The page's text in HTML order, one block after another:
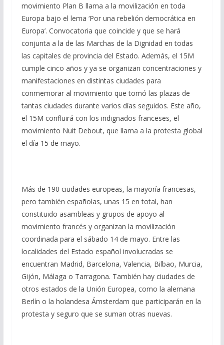
movimiento Plan B llama a la movilización en toda
Europa bajo el lema ‘Por una rebelión democrática en
Europa’. Convocatoria que coincide y que se hará
conjunta a la de las Marchas de la Dignidad en todas
las capitales de provincia del Estado. Además, el 15M
cumple cinco años y ya se organizan concentraciones y
manifestaciones en distintas ciudades para
conmemorar al movimiento que tomó las plazas de
tantas ciudades durante varios días seguidos. Este año,
el 15M confluirá con los indignados franceses, el
movimiento Nuit Debout, que llama a la protesta global
el día 15 de mayo.
Más de 190 ciudades europeas, la mayoría francesas,
pero también españolas, unas 15 en total, han
constituido asambleas y grupos de apoyo al
movimiento francés y organizan la movilización
coordinada para el sábado 14 de mayo. Entre las
localidades del Estado español involucradas se
encuentran Madrid, Barcelona, Valencia, Bilbao, Murcia,
Gijón, Málaga o Tarragona. También hay ciudades de
otros estados de la Unión Europea, como la alemana
Berlín o la holandesa Ámsterdam que participarán en la
protesta y seguro que se suman otras nuevas.